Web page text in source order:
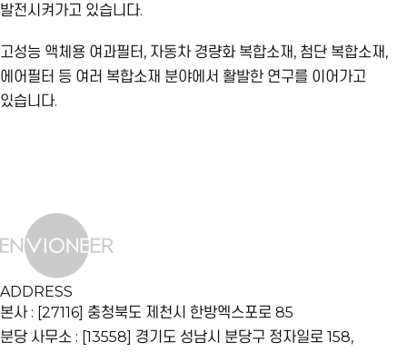
발전시켜가고 있습니다.
고성능 액체용 여과필터, 자동차 경량화 복합소재, 첨단 복합소재,
에어필터 등 여러 복합소재 분야에서 활발한 연구를 이어가고
있습니다.
ADDRESS
본사 : [27116] 충청북도 제천시 한방엑스포로 85
분당 사무소 : [13558] 경기도 성남시 분당구 정자일로 158,